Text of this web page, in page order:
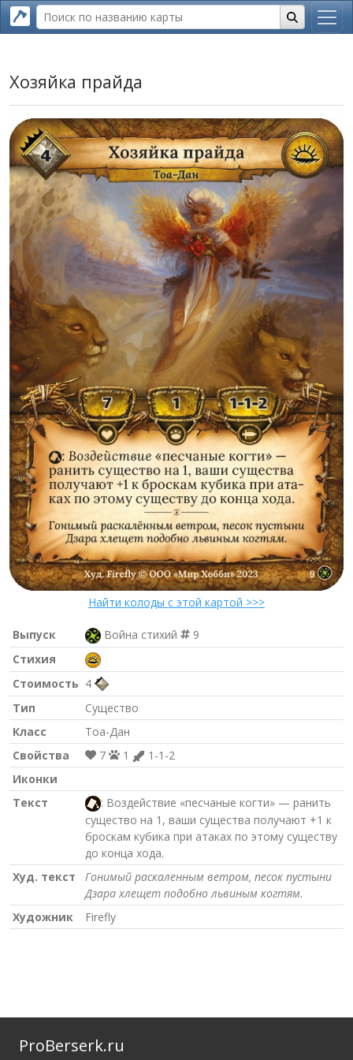
Хозяйка прайда
Найти колоды с этой картой >>>
Выпуск Война стихий
9
Стихия
Стоимость 4
Тип
Существо
Класс
Тоа-Дан
Свойства
7 1
1-1-2
Иконки
Текст
: Воздействие «песчаные когти» — ранить
существо на 1, ваши существа получают +1 к
броскам кубика при атаках по этому существу
до конца хода.
Худ. текст
Гонимый раскаленным ветром, песок пустыни
Дзара хлещет подобно львиным когтям.
Художник
Firefly
ProBerserk.ru